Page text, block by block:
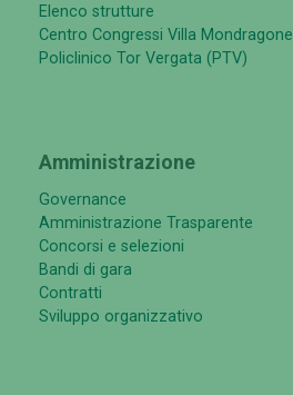
Elenco strutture
Centro Congressi Villa Mondragone
Policlinico Tor Vergata (PTV)
Amministrazione
Governance
Amministrazione Trasparente
Concorsi e selezioni
Bandi di gara
Contratti
Sviluppo organizzativo